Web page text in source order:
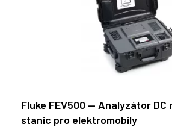
Fluke FEV500 -- Analyzátor DC
stanic pro elektromobily